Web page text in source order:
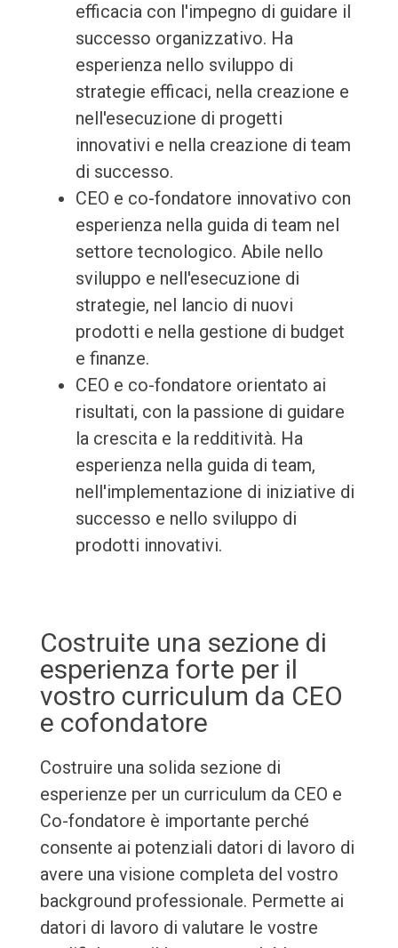
efficacia con l'impegno di guidare il
successo organizzativo. Ha
esperienza nello sviluppo di
strategie efficaci, nella creazione e
nell'esecuzione di progetti
innovativi e nella creazione di team
di successo.
CEO e co-fondatore innovativo con
esperienza nella guida di team nel
settore tecnologico. Abile nello
sviluppo e nell'esecuzione di
strategie, nel lancio di nuovi
prodotti e nella gestione di budget
e finanze.
CEO e co-fondatore orientato ai
risultati, con la passione di guidare
la crescita e la redditività. Ha
esperienza nella guida di team,
nell'implementazione di iniziative di
successo e nello sviluppo di
prodotti innovativi.
Costruite una sezione di
esperienza forte per il
vostro curriculum da CEO
e cofondatore
Costruire una solida sezione di
esperienze per un curriculum da CEO e
Co-fondatore è importante perché
consente ai potenziali datori di lavoro di
avere una visione completa del vostro
background professionale. Permette ai
datori di lavoro di valutare le vostre